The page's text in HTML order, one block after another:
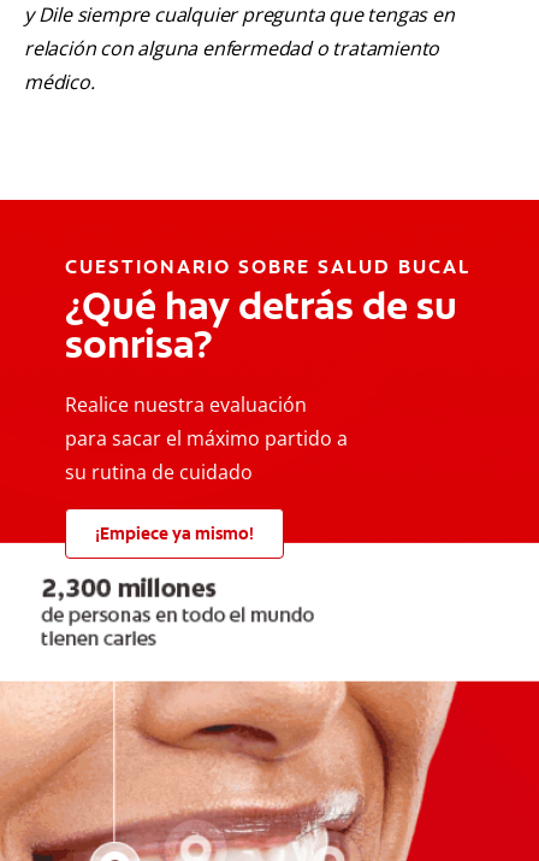
y Dile siempre cualquier pregunta que tengas en
relación con alguna enfermedad o tratamiento
médico.
CUESTIONARIO SOBRE SALUD BUCAL
¿Qué hay detrás de su
sonrisa?
Realice nuestra evaluación
para sacar el máximo partido a
su rutina de cuidado
¡Empiece ya mismo!